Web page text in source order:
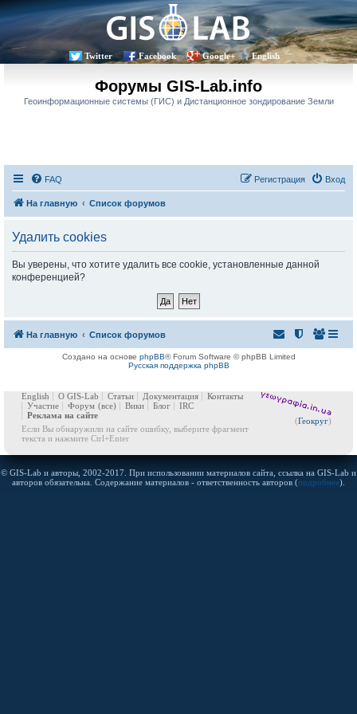
Twitter Facebook Google+ English
Форумы GIS-Lab.info
Геоинформационные системы (ГИС) и Дистанционное зондирование Земли
FAQ Вход
Регистрация
На главную Список форумов
Удалить cookies
Вы уверены, что хотите удалить все cookie, установленные данной
конференцией?
На главную Список форумов
Создано на основе phpBB® Forum Software © phpBB Limited
Русская поддержка phpBB
(Геокруг)
English О GIS-Lab Статьи Документация
Контакты
Участие
Форум (все) Вики Блог
IRC
Реклама на сайте
Если Вы обнаружили на сайте ошибку, выберите фрагмент
текста и нажмите Ctrl+Enter
© GIS-Lab и авторы, 2002-2017. При использовании материалов сайта, ссылка на GIS-Lab и
авторов обязательна. Содержание материалов - ответственность авторов (подробнее).